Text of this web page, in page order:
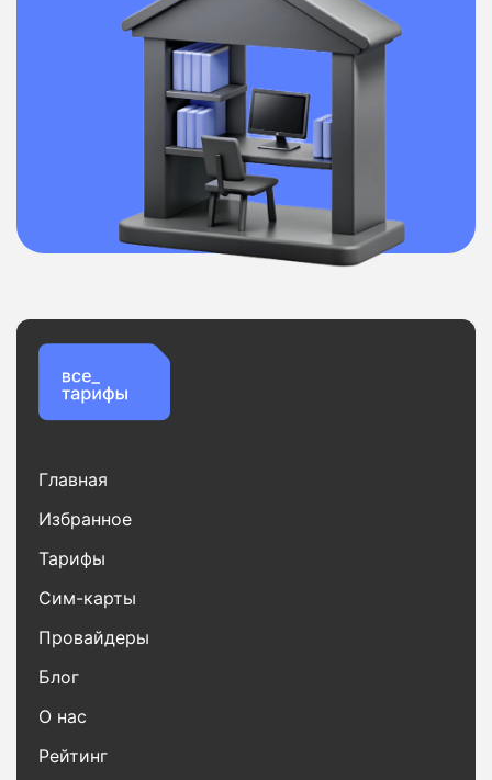
Главная
Избранное
Тарифы
Сим-карты
Провайдеры
Блог
О нас
Рейтинг